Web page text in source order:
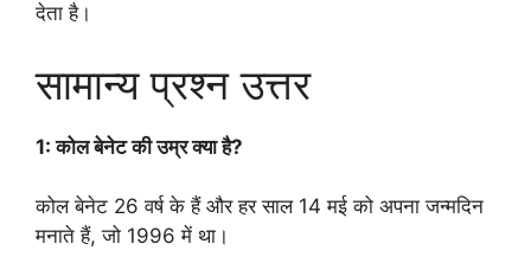
देता है।
सामान्य प्रश्न उत्तर
1: कोल बेनेट की उम्र क्या है?
कोल बेनेट 26 वर्ष के हैं और हर साल 14 मई को अपना जन्मदिन
मनाते हैं, जो 1996 में था।